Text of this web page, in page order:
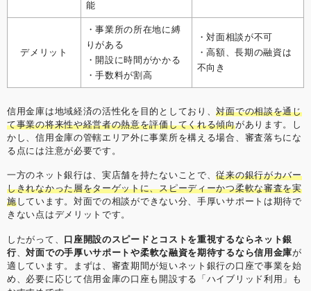
能
デメリット
・事業所の所在地に縛
りがある
・開設に時間がかかる
・手数料が割高
・対面相談が不可
・高額、長期の融資は
不向き
信用金庫は地域経済の活性化を目的としており、対面での相談を通じ
て事業の将来性や経営者の熱意を評価してくれる傾向があります。し
かし、信用金庫の管轄エリア外に事業所を構える場合、審査落ちにな
る点には注意が必要です。
一方のネット銀行は、実店舗を持たないことで、従来の銀行がカバー
しきれなかった層をターゲットに、スピーディーかつ柔軟な審査を実
施しています。対面での相談ができない分、手厚いサポートは期待で
きない点はデメリットです。
したがって、 口座開設のスピードとコストを重視するならネット銀
行 、対面での手厚いサポートや柔軟な融資を期待するなら信用金庫が
適しています。まずは、審査期間が短いネット銀行の口座で事業を始
め、必要に応じて信用金庫の口座も開設する「ハイブリッド利用」も